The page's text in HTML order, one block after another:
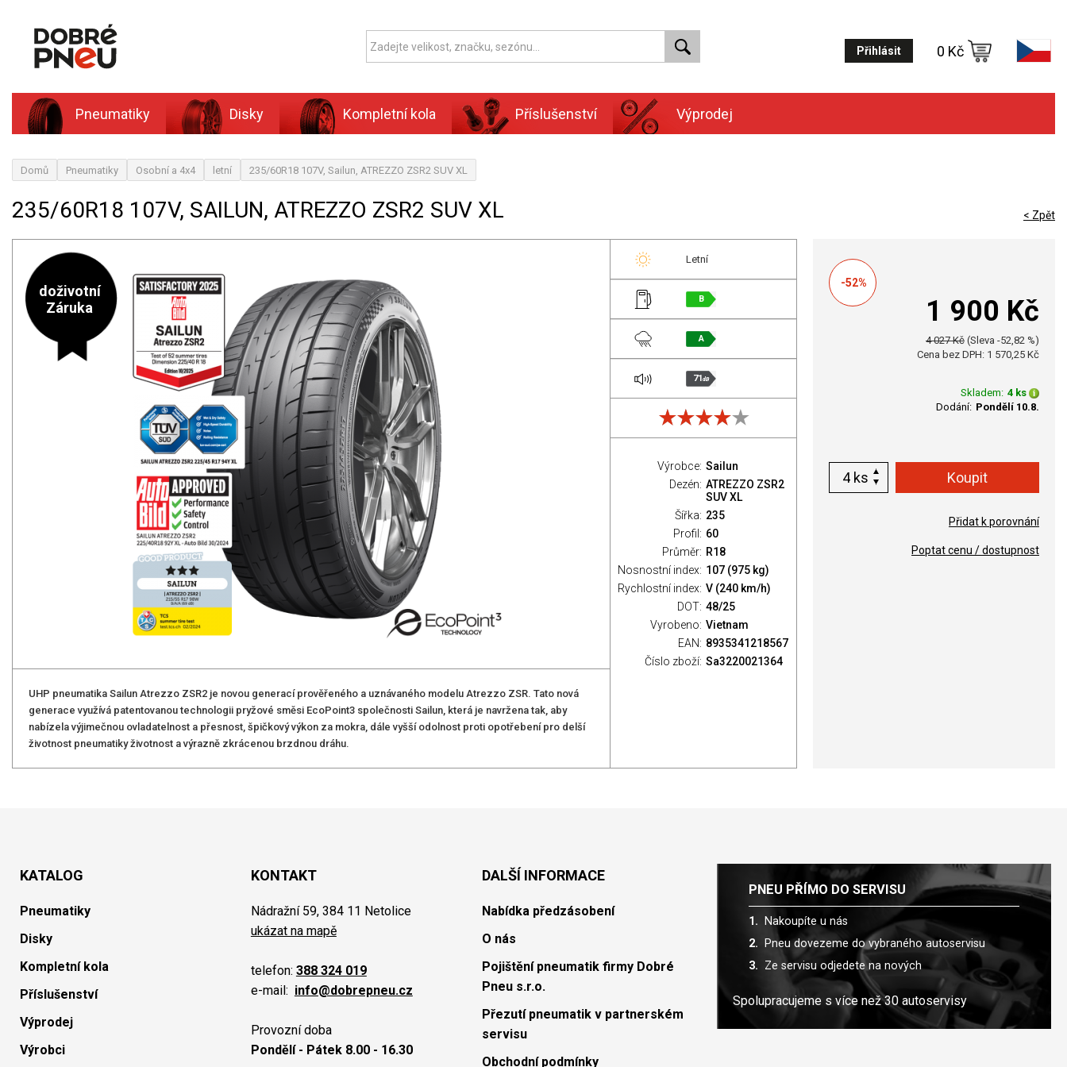
Přihlásit 0 Kč
Pneumatiky Disky Kompletní kola Příslušenství Výprodej
Domů Pneumatiky Osobní a 4x4 letní 235/60R18 107V, Sailun, ATREZZO ZSR2 SUV XL
235/60R18 107V, SAILUN, ATREZZO ZSR2 SUV XL < Zpět
doživotní
Záruka
UHP pneumatika Sailun Atrezzo ZSR2 je novou generací prověřeného a uznávaného modelu Atrezzo ZSR. Tato nová
generace využívá patentovanou technologii pryžové směsi EcoPoint3 společnosti Sailun, která je navržena tak, aby
nabízela výjimečnou ovladatelnost a přesnost, špičkový výkon za mokra, dále vyšší odolnost proti opotřebení pro delší
životnost pneumatiky životnost a výrazně zkrácenou brzdnou dráhu.
Letní
B
A
71dB
Výrobce: Sailun
Dezén: ATREZZO ZSR2
SUV XL
Šířka: 235
Profil: 60
Průměr: R18
Nosnostní index: 107 (975 kg)
Rychlostní index: V (240 km/h)
DOT: 48/25
Vyrobeno: Vietnam
EAN: 8935341218567
Číslo zboží: Sa3220021364
-52%
1 900 Kč
4 027 Kč (Sleva -52,82 %)
Cena bez DPH: 1 570,25 Kč
Skladem: 4 ks
Dodání: Pondělí 10.8.
ks
Přidat k porovnání
Poptat cenu / dostupnost
KATALOG
Pneumatiky
Disky
Kompletní kola
Příslušenství
Výprodej
Výrobci
KONTAKT
Nádražní 59, 384 11 Netolice
ukázat na mapě
telefon: 388 324 019
e-mail: info@dobrepneu.cz
Provozní doba
Pondělí - Pátek 8.00 - 16.30
DALŠÍ INFORMACE
Nabídka předzásobení
O nás
Pojištění pneumatik firmy Dobré
Pneu s.r.o.
Přezutí pneumatik v partnerském
servisu
Obchodní podmínky
PNEU PŘÍMO DO SERVISU
Nakoupíte u nás
Pneu dovezeme do vybraného autoservisu
Ze servisu odjedete na nových
Spolupracujeme s více než 30 autoservisy